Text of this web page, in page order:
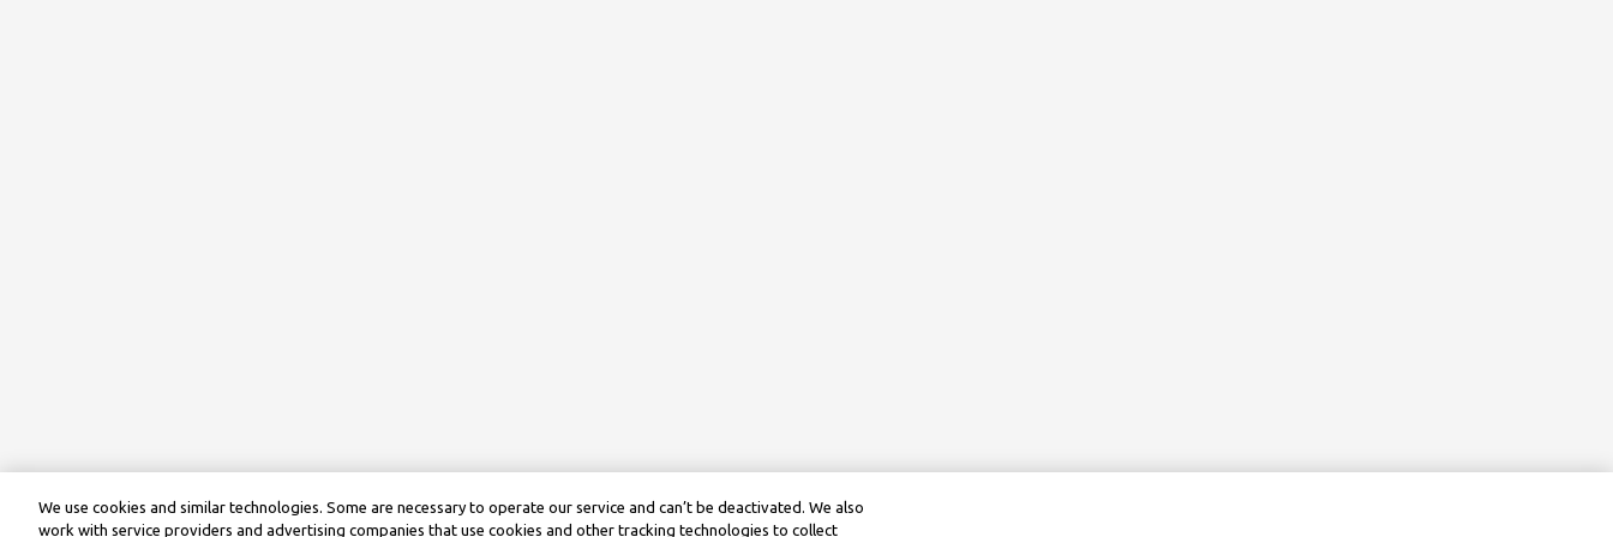
We use cookies and similar technologies. Some are necessary to operate our service and can’t be deactivated. We also
work with service providers and advertising companies that use cookies and other tracking technologies to collect